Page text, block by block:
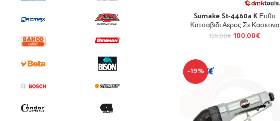
Sumake St-4460a K Ευθυ
Κατσαβιδι Αερος Σε Κασετινα
125.00€ 100.00€
-19%